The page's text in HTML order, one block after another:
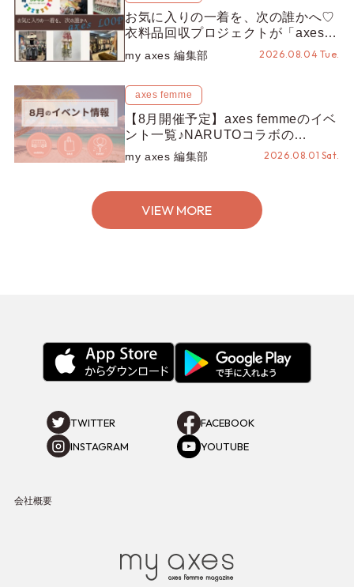
お気に入りの一着を、次の誰かへ♡
衣料品回収プロジェクトが「axes
LOOP」にアップデート！活用する
とポイントが手に入る◎
my axes 編集部 2026.08.04 Tue.
axes femme
【8月開催予定】axes femmeのイベ
ント一覧♪NARUTOコラボの
REZEN POPUPから、プチYour
Stage.、ティーパーティまで！8月
my axes 編集部 2026.08.01 Sat.
VIEW MORE
TWITTER
FACEBOOK
INSTAGRAM
YOUTUBE
会社概要